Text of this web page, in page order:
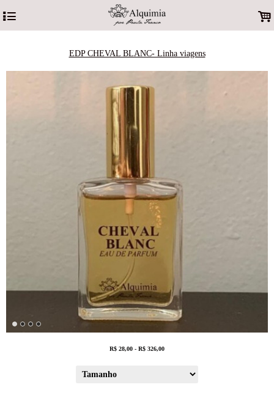
4 .
EDP CHEVAL BLANC- Linha viagens
R$ 28,00 - R$ 326,00